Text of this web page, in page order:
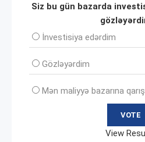
Siz bu gün bazarda
İnvеstisiya edərdim
Gözləyərdim
Mən maliyyə bazarına
View